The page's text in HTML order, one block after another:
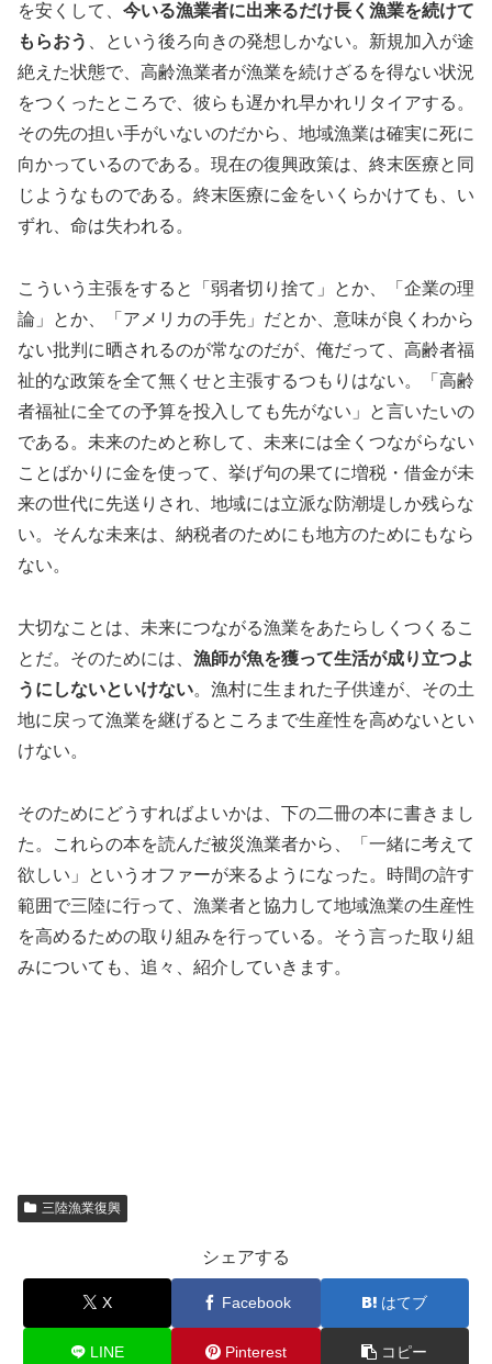
を安くして、 今いる漁業者に出来るだけ長く漁業を続けて
もらおう
、という後ろ向きの発想しかない。新規加入が途
絶えた状態で、高齢漁業者が漁業を続けざるを得ない状況
をつくったところで、彼らも遅かれ早かれリタイアする。
その先の担い手がいないのだから、地域漁業は確実に死に
向かっているのである。現在の復興政策は、終末医療と同
じようなものである。終末医療に金をいくらかけても、い
ずれ、命は失われる。
こういう主張をすると「弱者切り捨て」とか、「企業の理
論」とか、「アメリカの手先」だとか、意味が良くわから
ない批判に晒されるのが常なのだが、俺だって、高齢者福
祉的な政策を全て無くせと主張するつもりはない。「高齢
者福祉に全ての予算を投入しても先がない」と言いたいの
である。未来のためと称して、未来には全くつながらない
ことばかりに金を使って、挙げ句の果てに増税・借金が未
来の世代に先送りされ、地域には立派な防潮堤しか残らな
い。そんな未来は、納税者のためにも地方のためにもなら
ない。
大切なことは、未来につながる漁業をあたらしくつくるこ
とだ。そのためには、 漁師が魚を獲って生活が成り立つよ
うにしないといけない。漁村に生まれた子供達が、その土
地に戻って漁業を継げるところまで生産性を高めないとい
けない。
そのためにどうすればよいかは、下の二冊の本に書きまし
た。これらの本を読んだ被災漁業者から、「一緒に考えて
欲しい」というオファーが来るようになった。時間の許す
範囲で三陸に行って、漁業者と協力して地域漁業の生産性
を高めるための取り組みを行っている。そう言った取り組
みについても、追々、紹介していきます。
三陸漁業復興
シェアする
X Facebook はてブ
LINE Pinterest コピー